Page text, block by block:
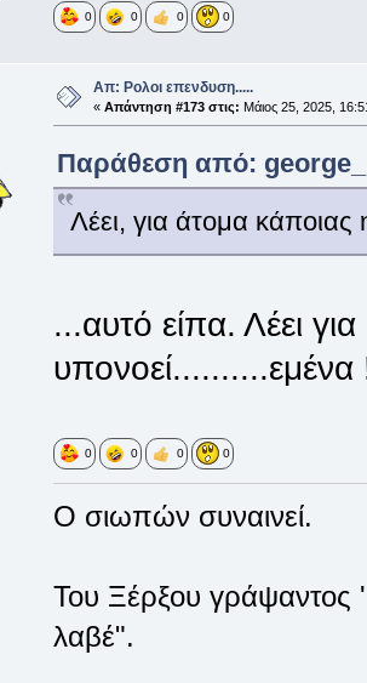
0 0 0 0
Απ: Ρολοι επενδυση.....
« Απάντηση #173 στις: Μάιος 25, 2025,
Παράθεση από: george_
Λέει, για άτομα κάποιας
...αυτό είπα. Λέει
0 0 0 0
Ο σιωπών συναινεί.
Του Ξέρξου
λαβέ".